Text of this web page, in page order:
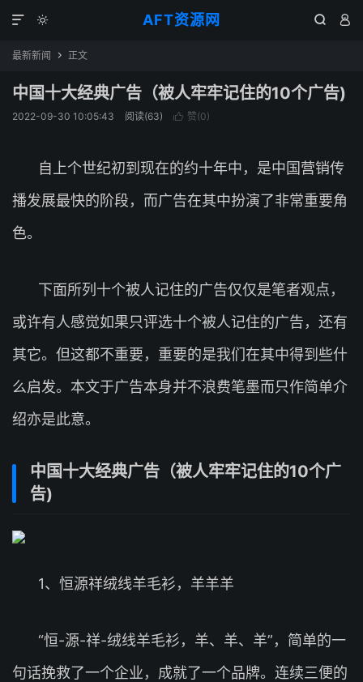
AFT资源网
  

最新新闻  正文
中国十大经典广告（被人牢牢记住的10个广告)
2022-09-30 10:05:43 阅读(63)  赞(0)
自上个世纪初到现在的约十年中，是中国营销传
播发展最快的阶段，而广告在其中扮演了非常重要角
色。
下面所列十个被人记住的广告仅仅是笔者观点，
或许有人感觉如果只评选十个被人记住的广告，还有
其它。但这都不重要，重要的是我们在其中得到些什
么启发。本文于广告本身并不浪费笔墨而只作简单介
绍亦是此意。
中国十大经典广告（被人牢牢记住的10个广
告)
1、恒源祥绒线羊毛衫，羊羊羊
“恒-源-祥-绒线羊毛衫，羊、羊、羊”，简单的一
句话挽救了一个企业，成就了一个品牌。连续三便的